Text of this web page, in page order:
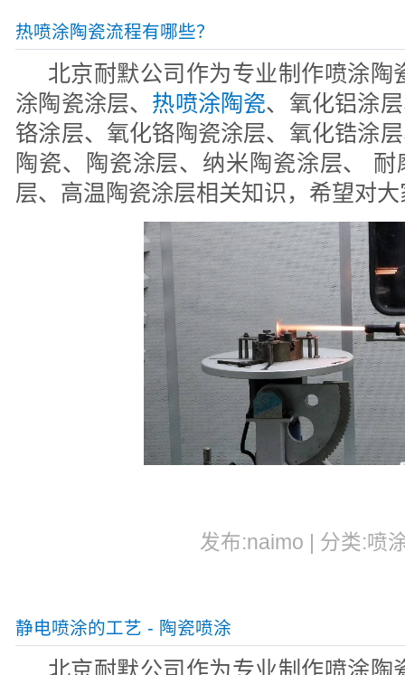
热喷涂陶瓷流程有哪些？
北京耐默公司作为专业制作喷涂陶
涂陶瓷涂层、 热喷涂陶瓷、氧化铝涂
铬涂层、氧化铬陶瓷涂层、氧化锆涂
陶瓷、陶瓷涂层、纳米陶瓷涂层、
层、高温陶瓷涂层相关知识，希望对
发布:naimo | 分类:喷
静电喷涂的工艺 - 陶瓷喷涂
北京耐默公司作为专业制作喷涂陶